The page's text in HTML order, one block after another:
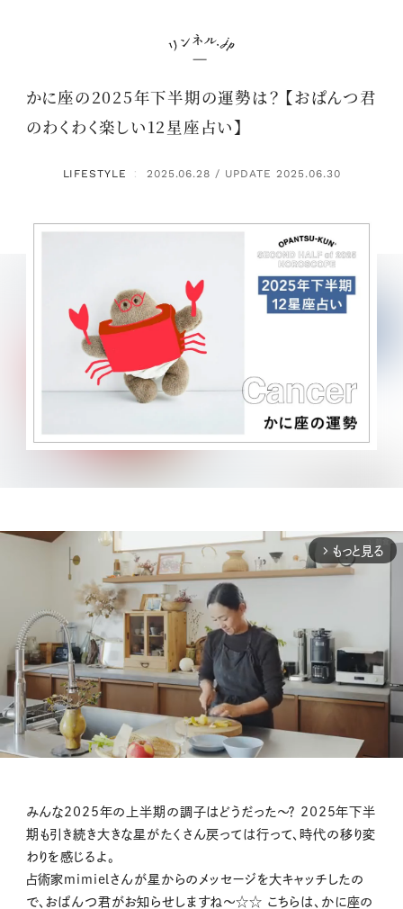
かに座の2025年下半期の運勢は？ 【おぱんつ君
のわくわく楽しい12星座占い】
LIFESTYLE ： 2025.06.28 / UPDATE 2025.06.30
arrow_forward_ios もっと見る
M
t
みんな2025年の上半期の調子はどうだった〜？ 2025年下半
期も引き続き大きな星がたくさん戻っては行って、時代の移り変
わりを感じるよ。
占術家mimielさんが星からのメッセージを大キャッチしたの
で、おぱんつ君がお知らせしますね〜☆☆ こちらは、かに座の